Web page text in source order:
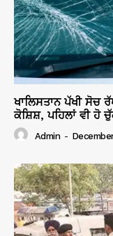
ਖਾਲਿਸਤਾਨ ਪੱਖੀ ਸੋਚ
ਕੋਸ਼ਿਸ਼, ਪਹਿਲਾਂ ਵੀ ਹੋ
Admin -